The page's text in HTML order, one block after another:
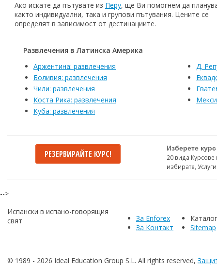
Ако искате да пътувате из Перу, ще Ви помогнем да
както индивидуални, така и групови пътувания. Цените се
определят в зависимост от дестинациите.
Развлечения в Латинска Америка
Aржентина: развлечения
Боливия: развлечения
Чили: развлечения
Коста Рика: развлечения
Куба: развлечения
Д.
РЕЗЕРВИРАЙТЕ КУРС!
Изберете
20 вида Курсове
избирате,
-->
Испански в испано-говорящия
свят
За Enforex
За Контакт
Каталог
Sitemap
© 1989 - 2026 Ideal Education Group S.L. All rights reserved,